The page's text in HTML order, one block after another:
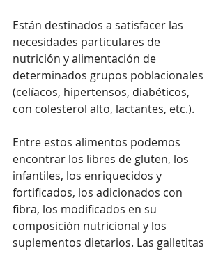
Están destinados a satisfacer las
necesidades particulares de
nutrición y alimentación de
determinados grupos poblacionales
(celíacos, hipertensos, diabéticos,
con colesterol alto, lactantes, etc.).
Entre estos alimentos podemos
encontrar los libres de gluten, los
infantiles, los enriquecidos y
fortificados, los adicionados con
fibra, los modificados en su
composición nutricional y los
suplementos dietarios. Las galletitas